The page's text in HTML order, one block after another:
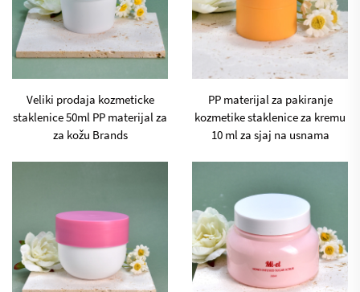
Veliki prodaja kozmeticke
staklenice 50ml PP materijal za
za kožu Brands
PP materijal za pakiranje
kozmetike staklenice za kremu
10 ml za sjaj na usnama